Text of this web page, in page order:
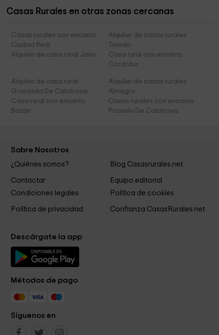
Casas Rurales en otras zonas cercanas
Casas rurales con encanto
Ciudad Real
Alquiler de casas rurales
Toledo
Alquiler de casa rural Jaén
Casa rural con encanto
Córdoba
Alquiler de casa rural
Granatula De Calatrava
Alquiler de casas rurales
Almagro
Casa rural con encanto
Bazan
Casas rurales con encanto
Pozuelo De Calatrava
Sobre Nosotros
¿Quiénes somos? Blog Casasrurales.net
Contactar
Equipo editorial
Condiciones legales
Política de cookies
Política de privacidad Confianza CasasRurales.net
Descárgate la app
Métodos de pago
Síguenos en